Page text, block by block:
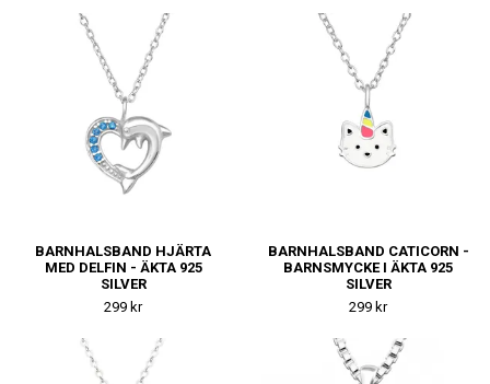
BARNHALSBAND HJÄRTA
MED DELFIN - ÄKTA 925
SILVER
299 kr
BARNHALSBAND CATICORN -
BARNSMYCKE I ÄKTA 925
SILVER
299 kr